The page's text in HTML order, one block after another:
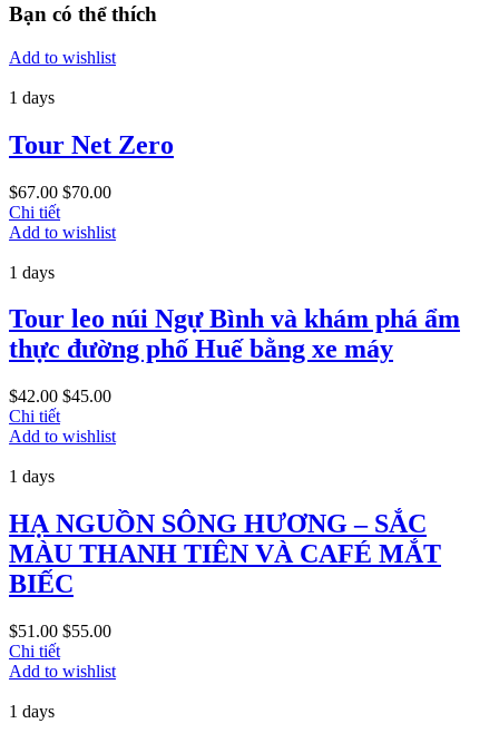
Bạn có thể thích
Add to wishlist
1 days
Tour Net Zero
$67.00 $70.00
Chi tiết
Add to wishlist
1 days
Tour leo núi Ngự Bình và khám phá ẩm
thực đường phố Huế bằng xe máy
$42.00 $45.00
Chi tiết
Add to wishlist
1 days
HẠ NGUỒN SÔNG HƯƠNG – SẮC
MÀU THANH TIÊN VÀ CAFÉ MẮT
BIẾC
$51.00 $55.00
Chi tiết
Add to wishlist
1 days